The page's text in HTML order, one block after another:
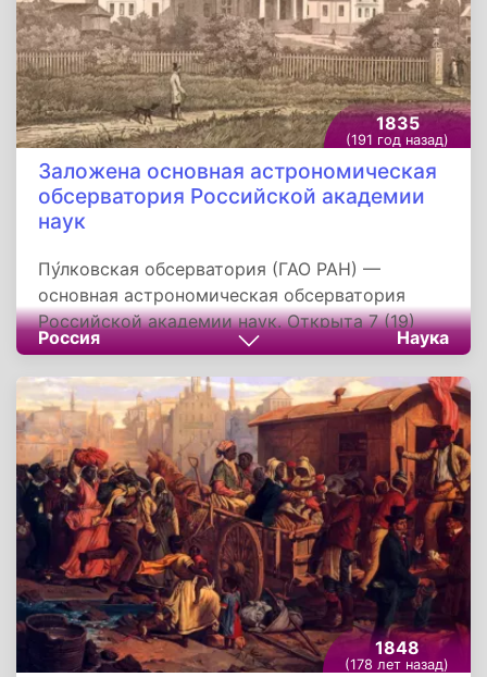
русских, они рыскали окрест по кустам и
вскрывали засады горцев.
1835
(191 год назад)
Заложена основная астрономическая
обсерватория Российской академии
наук
Пу́лковская обсерватория (ГАО РАН) —
основная астрономическая обсерватория
Российской академии наук. Открыта 7 (19)
августа 1839 года. Располагается в 19 км к
югу от центра Санкт-Петербурга на
местности Пулково на Пулковских высотах
(Пулковской горе). Закладка обсерватории
состоялась 21 июня (3 июля) 1835 года, а
торжественное освящение оконченных зданий
— 7 (19) августа 1839 года.
Россия Наука
1848
(178 лет назад)